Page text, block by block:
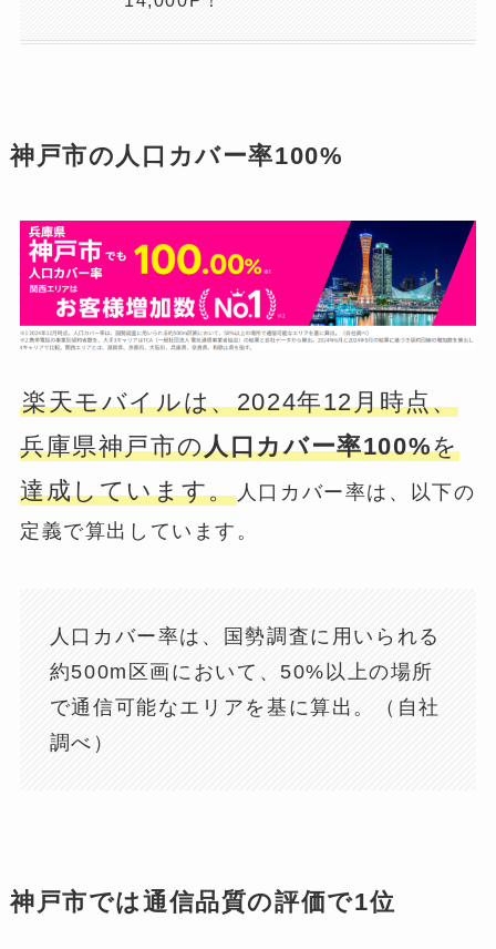
神戸市の人口カバー率100%
楽天モバイルは、2024年12月時点、
兵庫県神戸市の人口カバー率100%を
達成しています。人口カバー率は、以下の
定義で算出しています。
人口カバー率は、国勢調査に用いられる
約500m区画において、50%以上の場所
で通信可能なエリアを基に算出。（自社
調べ）
神戸市では通信品質の評価で1位